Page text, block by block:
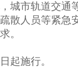
城市轨道交
散人员等紧急
。
起施行。